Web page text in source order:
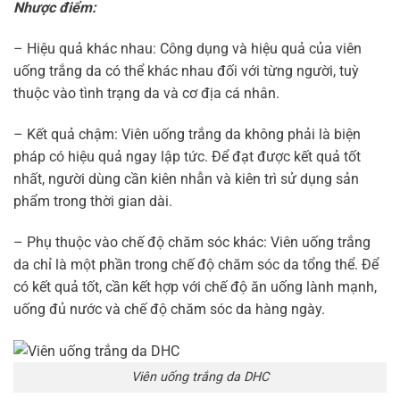
Nhược điểm:
– Hiệu quả khác nhau: Công dụng và hiệu quả của viên
uống trắng da có thể khác nhau đối với từng người, tuỳ
thuộc vào tình trạng da và cơ địa cá nhân.
– Kết quả chậm: Viên uống trắng da không phải là biện
pháp có hiệu quả ngay lập tức. Để đạt được kết quả tốt
nhất, người dùng cần kiên nhẫn và kiên trì sử dụng sản
phẩm trong thời gian dài.
– Phụ thuộc vào chế độ chăm sóc khác: Viên uống trắng
da chỉ là một phần trong chế độ chăm sóc da tổng thể. Để
có kết quả tốt, cần kết hợp với chế độ ăn uống lành mạnh,
uống đủ nước và chế độ chăm sóc da hàng ngày.
Viên uống trắng da DHC